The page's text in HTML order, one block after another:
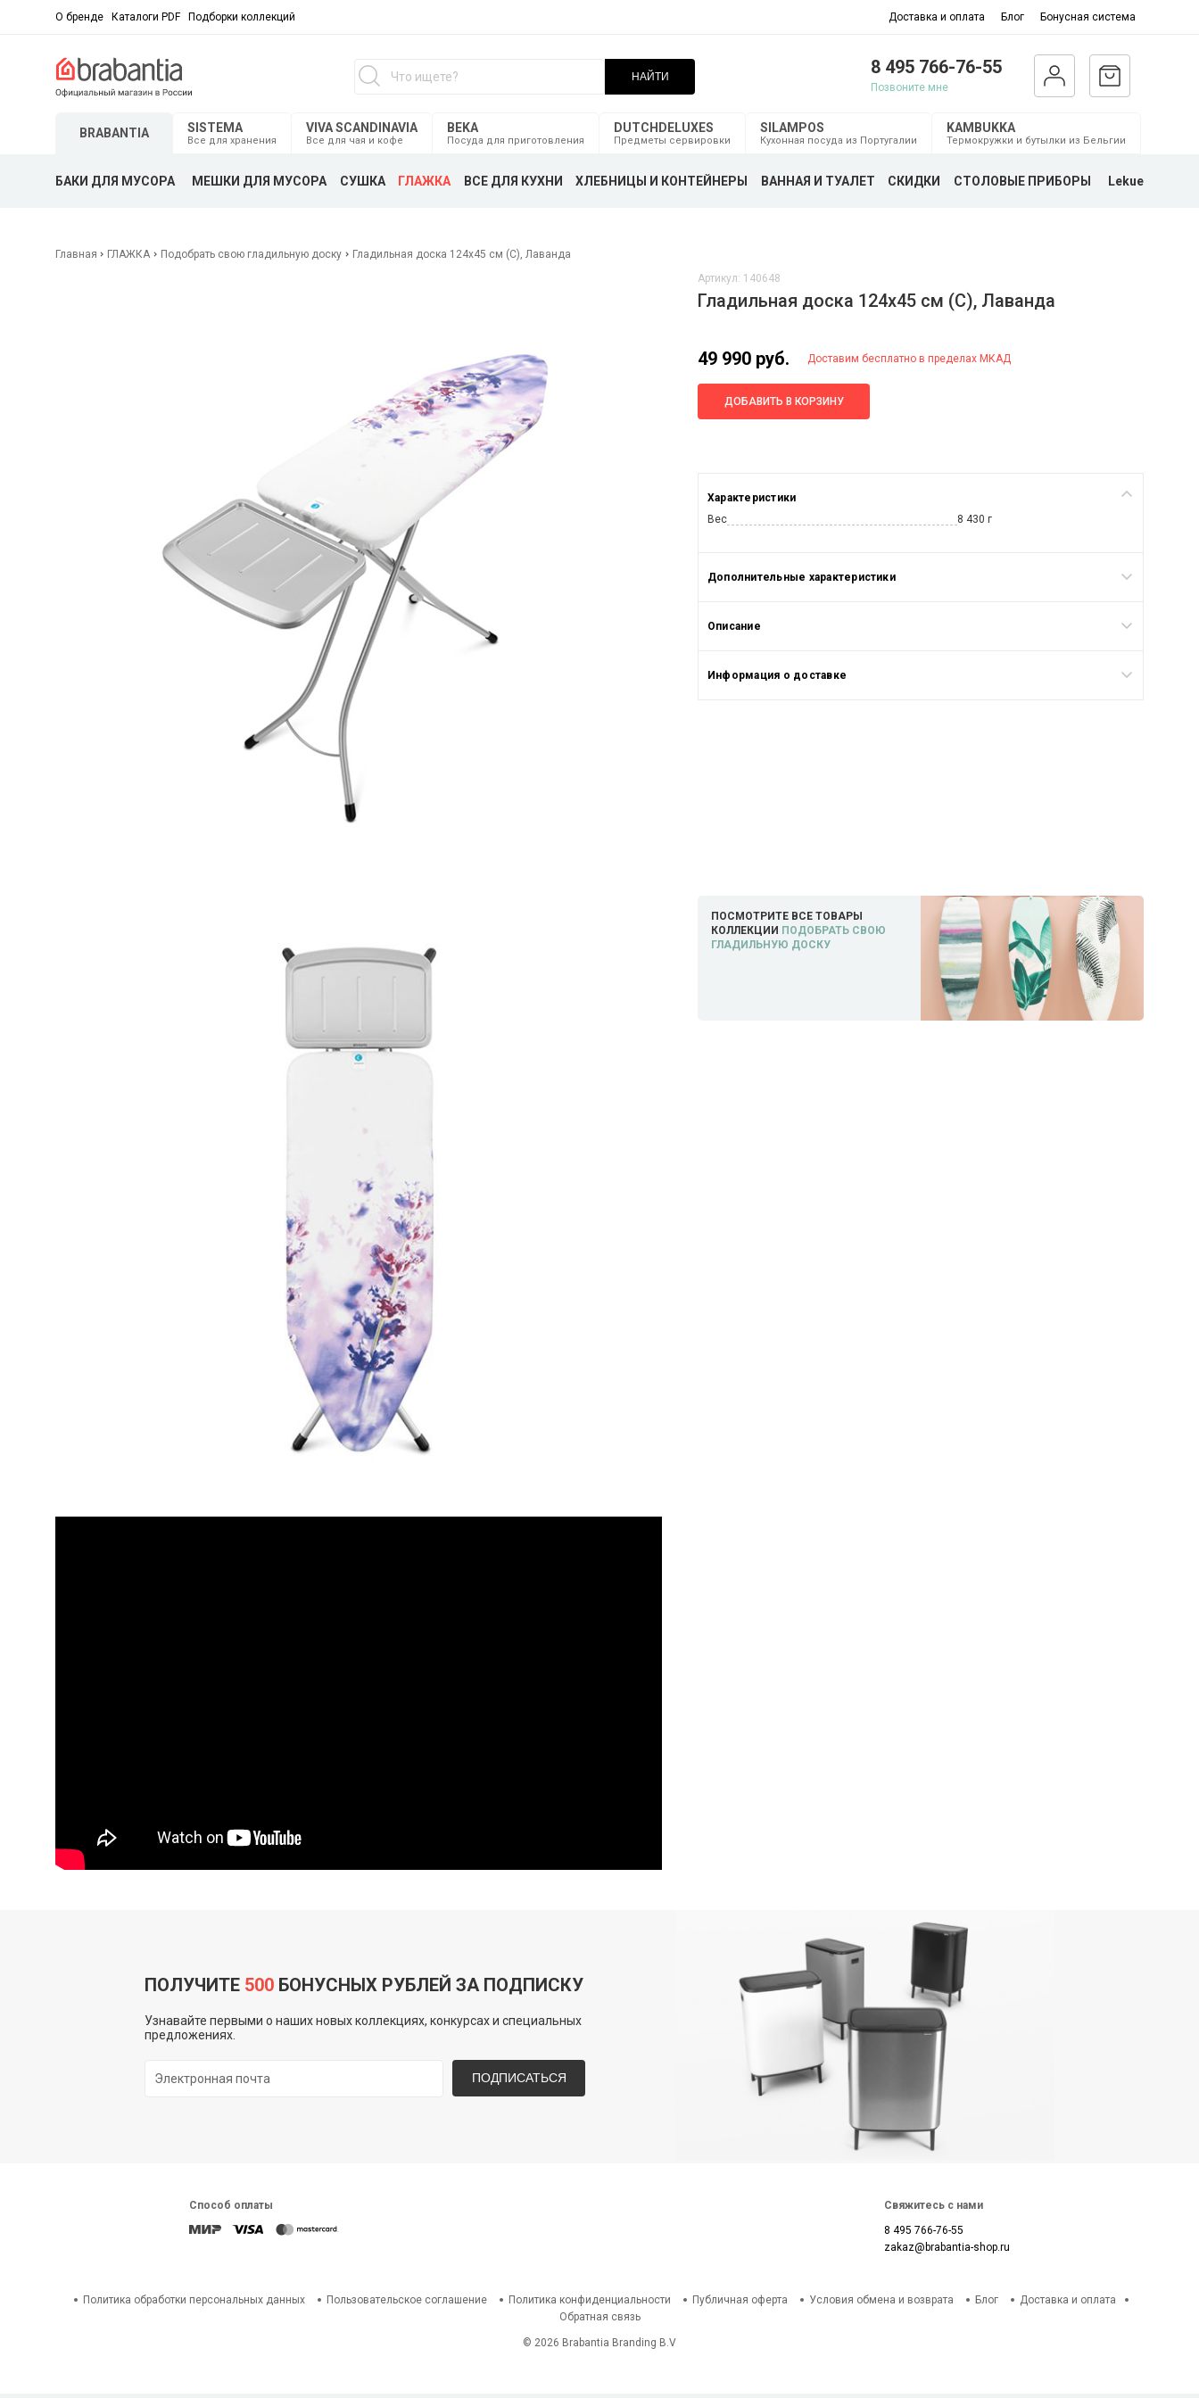
О бренде Каталоги PDF Подборки коллекций Доставка и оплата Блог Бонусная система
НАЙТИ 8 495 766-76-55
Позвоните мне
BRABANTIA SISTEMA
Все для хранения
VIVA SCANDINAVIA
Все для чая и кофе
BEKA
Посуда для приготовления
DUTCHDELUXES
Предметы сервировки
SILAMPOS
Кухонная посуда из Португалии
KAMBUKKA
Термокружки и бутылки из Бельгии
БАКИ ДЛЯ МУСОРА МЕШКИ ДЛЯ МУСОРА СУШКА ГЛАЖКА ВСЕ ДЛЯ КУХНИ ХЛЕБНИЦЫ И КОНТЕЙНЕРЫ ВАННАЯ И ТУАЛЕТ СКИДКИ СТОЛОВЫЕ ПРИБОРЫ Lekue
Главная ГЛАЖКА Подобрать свою гладильную доску
Гладильная доска 124х45 см (С), Лаванда
Артикул: 140648
Гладильная доска 124х45 см (С), Лаванда
49 990 руб. Доставим бесплатно в пределах МКАД
ДОБАВИТЬ В КОРЗИНУ
Характеристики
Вес
8 430 г
Дополнительные характеристики
Описание
Информация о доставке
ПОСМОТРИТЕ ВСЕ ТОВАРЫ
КОЛЛЕКЦИИ ПОДОБРАТЬ СВОЮ
ГЛАДИЛЬНУЮ ДОСКУ
ПОЛУЧИТЕ 500 БОНУСНЫХ РУБЛЕЙ ЗА ПОДПИСКУ
Узнавайте первыми о наших новых коллекциях, конкурсах и специальных
предложениях.
ПОДПИСАТЬСЯ
Способ оплаты
Свяжитесь с нами
8 495 766-76-55
zakaz@brabantia-shop.ru
Политика обработки персональных данных Пользовательское соглашение Политика конфиденциальности Публичная оферта Условия обмена и возврата Блог
Доставка и оплата
Обратная связь
© 2026 Brabantia Branding B.V